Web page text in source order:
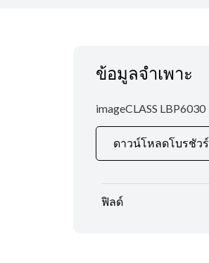
ข้อมูลจำเพาะ
imageCLASS LBP6030
ดาวน์โหลดโบรชัวร์
ฟิลด์